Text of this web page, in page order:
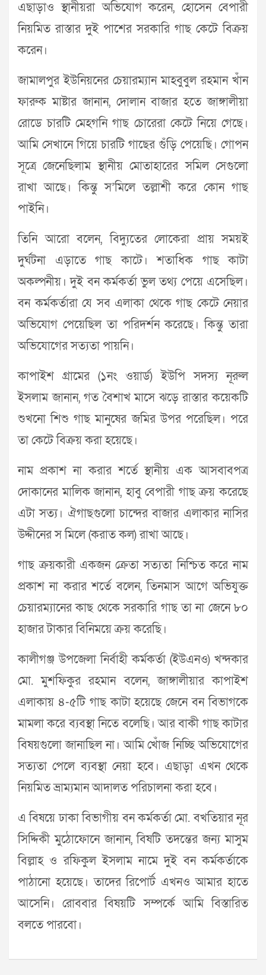
এছাড়াও স্থানীয়রা অভিযোগ করেন, হোসেন বেপারী
নিয়মিত রাস্তার দুই পাশের সরকারি গাছ কেটে বিক্রয়
করেন।
জামালপুর ইউনিয়নের চেয়ারম্যান মাহবুবুল রহমান খাঁন
ফারুক মাষ্টার জানান, দোলান বাজার হতে জাঙ্গালীয়া
রোডে চারটি মেহগনি গাছ চোরেরা কেটে নিয়ে গেছে।
আমি সেখানে গিয়ে চারটি গাছের গুঁড়ি পেয়েছি। গোপন
সূত্রে জেনেছিলাম স্থানীয় মোতাহারের সমিল সেগুলো
রাখা আছে। কিন্তু স’মিলে তল্লাশী করে কোন গাছ
পাইনি।
তিনি আরো বলেন, বিদ্যুতের লোকেরা প্রায় সময়ই
দুর্ঘটনা এড়াতে গাছ কাটে। শতাধিক গাছ কাটা
অকল্পনীয়। দুই বন কর্মকর্তা ভুল তথ্য পেয়ে এসেছিল।
বন কর্মকর্তারা যে সব এলাকা থেকে গাছ কেটে নেয়ার
অভিযোগ পেয়েছিল তা পরিদর্শন করেছে। কিন্তু তারা
অভিযোগের সত্যতা পায়নি।
কাপাইশ গ্রামের (১নং ওয়ার্ড) ইউপি সদস্য নূরুল
ইসলাম জানান, গত বৈশাখ মাসে ঝড়ে রাস্তার কয়েকটি
শুখনো শিশু গাছ মানুষের জমির উপর পরেছিল। পরে
তা কেটে বিক্রয় করা হয়েছে।
নাম প্রকাশ না করার শর্তে স্থানীয় এক আসবাবপত্র
দোকানের মালিক জানান, হাবু বেপারী গাছ ক্রয় করেছে
এটা সত্য। ঐগাছগুলো চান্দের বাজার এলাকার নাসির
উদ্দীনের স মিলে (করাত কল) রাখা আছে।
গাছ ক্রয়কারী একজন ক্রেতা সত্যতা নিশ্চিত করে নাম
প্রকাশ না করার শর্তে বলেন, তিনমাস আগে অভিযুক্ত
চেয়ারম্যানের কাছ থেকে সরকারি গাছ তা না জেনে ৮০
হাজার টাকার বিনিময়ে ক্রয় করেছি।
কালীগঞ্জ উপজেলা নির্বাহী কর্মকর্তা (ইউএনও) খন্দকার
মো. মুশফিকুর রহমান বলেন, জাঙ্গালীয়ার কাপাইশ
এলাকায় ৪-৫টি গাছ কাটা হয়েছে জেনে বন বিভাগকে
মামলা করে ব্যবস্থা নিতে বলেছি। আর বাকী গাছ কাটার
বিষয়গুলো জানাছিল না। আমি খোঁজ নিচ্ছি অভিযোগের
সত্যতা পেলে ব্যবস্থা নেয়া হবে। এছাড়া এখন থেকে
নিয়মিত ভ্রাম্যমান আদালত পরিচালনা করা হবে।
এ বিষয়ে ঢাকা বিভাগীয় বন কর্মকর্তা মো. বখতিয়ার নূর
সিদ্দিকী মুঠোফোনে জানান, বিষটি তদন্তের জন্য মাসুম
বিল্লাহ ও রফিকুল ইসলাম নামে দুই বন কর্মকর্তাকে
পাঠানো হয়েছে। তাদের রিপোর্ট এখনও আমার হাতে
আসেনি। রোববার বিষয়টি সম্পর্কে আমি বিস্তারিত
বলতে পারবো।